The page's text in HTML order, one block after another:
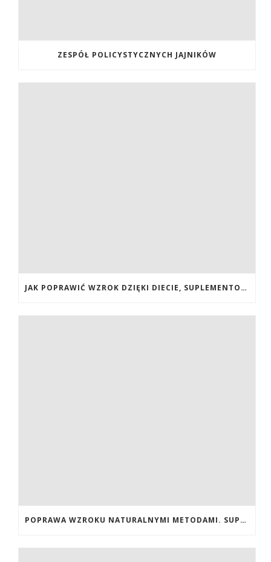
ZESPÓŁ POLICYSTYCZNYCH JAJNIKÓW
JAK POPRAWIĆ WZROK DZIĘKI DIECIE, SUPLEMENTOM BOGATYM W ANTYOKSYDANTY I WITAMINY. JAK POPRAWIĆ WZROK? DIETA NA LEPSZY WZROK. LUTEINA NA WZROK. WITAMINY NA WZROK.
POPRAWA WZROKU NATURALNYMI METODAMI. SUPLEMENTY CALIVITA NA POPRAWĘ WZROKU